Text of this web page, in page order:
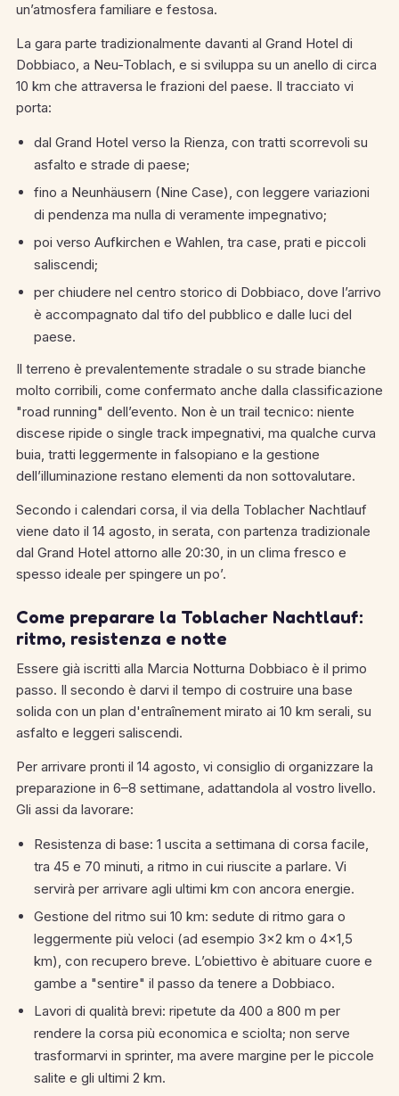
un’atmosfera familiare e festosa.
La gara parte tradizionalmente davanti al Grand Hotel di
Dobbiaco, a Neu-Toblach, e si sviluppa su un anello di circa
10 km che attraversa le frazioni del paese. Il tracciato vi
porta:
dal Grand Hotel verso la Rienza, con tratti scorrevoli su
asfalto e strade di paese;
fino a Neunhäusern (Nine Case), con leggere variazioni
di pendenza ma nulla di veramente impegnativo;
poi verso Aufkirchen e Wahlen, tra case, prati e piccoli
saliscendi;
per chiudere nel centro storico di Dobbiaco, dove l’arrivo
è accompagnato dal tifo del pubblico e dalle luci del
paese.
Il terreno è prevalentemente stradale o su strade bianche
molto corribili, come confermato anche dalla classificazione
"road running" dell’evento. Non è un trail tecnico: niente
discese ripide o single track impegnativi, ma qualche curva
buia, tratti leggermente in falsopiano e la gestione
dell’illuminazione restano elementi da non sottovalutare.
Secondo i calendari corsa, il via della Toblacher Nachtlauf
viene dato il 14 agosto, in serata, con partenza tradizionale
dal Grand Hotel attorno alle 20:30, in un clima fresco e
spesso ideale per spingere un po’.
Come preparare la Toblacher Nachtlauf:
ritmo, resistenza e notte
Essere già iscritti alla Marcia Notturna Dobbiaco è il primo
passo. Il secondo è darvi il tempo di costruire una base
solida con un plan d'entraînement mirato ai 10 km serali, su
asfalto e leggeri saliscendi.
Per arrivare pronti il 14 agosto, vi consiglio di organizzare la
preparazione in 6–8 settimane, adattandola al vostro livello.
Gli assi da lavorare:
Resistenza di base: 1 uscita a settimana di corsa facile,
tra 45 e 70 minuti, a ritmo in cui riuscite a parlare. Vi
servirà per arrivare agli ultimi km con ancora energie.
Gestione del ritmo sui 10 km: sedute di ritmo gara o
leggermente più veloci (ad esempio 3×2 km o 4×1,5
km), con recupero breve. L’obiettivo è abituare cuore e
gambe a "sentire" il passo da tenere a Dobbiaco.
Lavori di qualità brevi: ripetute da 400 a 800 m per
rendere la corsa più economica e sciolta; non serve
trasformarvi in sprinter, ma avere margine per le piccole
salite e gli ultimi 2 km.